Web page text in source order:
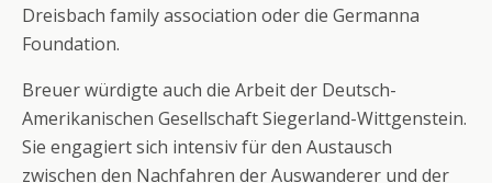
Dreisbach family association oder die Germanna
Foundation.
Breuer würdigte auch die Arbeit der Deutsch-
Amerikanischen Gesellschaft Siegerland-Wittgenstein.
Sie engagiert sich intensiv für den Austausch
zwischen den Nachfahren der Auswanderer und der